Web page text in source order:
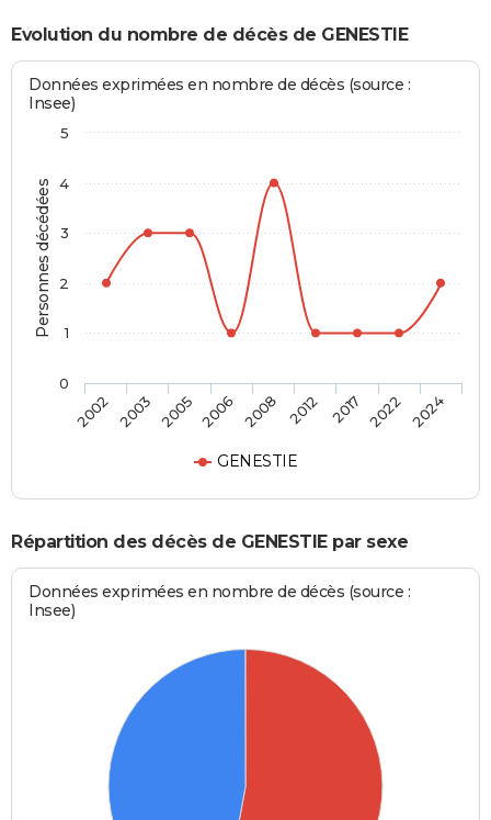
Evolution du nombre de décès de GENESTIE
Personnes décédées
Données exprimées en nombre de décès (source :
Insee)
GENESTIE
2002 2003 2005 2006 2008 2012 2017 2022 2024
0
1
2
3
4
5
Répartition des décès de GENESTIE par sexe
Données exprimées en nombre de décès (source :
Insee)